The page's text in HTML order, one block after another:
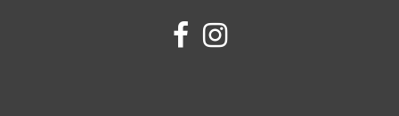
FacebookInstagram